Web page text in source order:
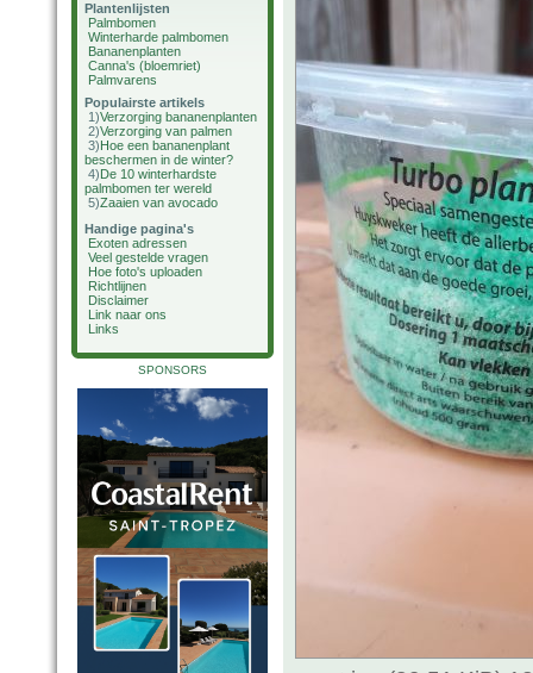
Plantenlijsten
Palmbomen
Winterharde palmbomen
Bananenplanten
Canna's (bloemriet)
Palmvarens
Populairste artikels
1)Verzorging bananenplanten
2)Verzorging van palmen
3)Hoe een bananenplant
beschermen in de winter?
4)De 10 winterhardste
palmbomen ter wereld
5)Zaaien van avocado
Handige pagina's
Exoten adressen
Veel gestelde vragen
Hoe foto's uploaden
Richtlijnen
Disclaimer
Link naar ons
Links
SPONSORS